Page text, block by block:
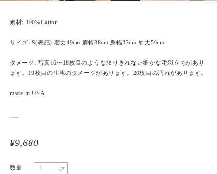
素材: 100%Cotton
サイズ: S(表記) 着丈49cm 肩幅38cm 身幅33cm 袖丈59cm
ダメージ: 写真16〜18枚目のような取りきれない細かな毛羽立ちがあり
ます。19枚目の生地のダメージがあります。20枚目の汚れがあります。
made in USA
¥9,680
数量